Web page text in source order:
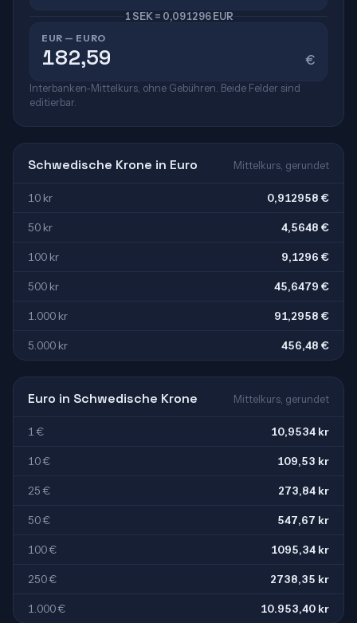
1 SEK = 0,091296 EUR
EUR — EURO
€
Interbanken-Mittelkurs, ohne Gebühren. Beide Felder sind
editierbar.
Schwedische Krone in Euro Mittelkurs, gerundet
10 kr 0,912958 €
50 kr 4,5648 €
100 kr 9,1296 €
500 kr 45,6479 €
1.000 kr 91,2958 €
5.000 kr 456,48 €
Euro in Schwedische Krone Mittelkurs, gerundet
1 € 10,9534 kr
10 € 109,53 kr
25 € 273,84 kr
50 € 547,67 kr
100 € 1095,34 kr
250 € 2738,35 kr
1.000 € 10.953,40 kr